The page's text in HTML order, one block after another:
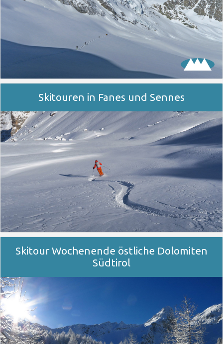
Skitouren in Fanes und Sennes
Skitour Wochenende östliche Dolomiten
Südtirol